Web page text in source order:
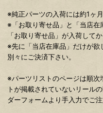
※純正パーツの入荷には約1ヶ月
※「お取り寄せ品」と「当店在
「お取り寄せ品」が入荷して
※先に「当店在庫品」だけが
別々にご決済下さい。
※パーツリストのページは順次
トが掲載されていないリール
ダーフォームより手入力でご注